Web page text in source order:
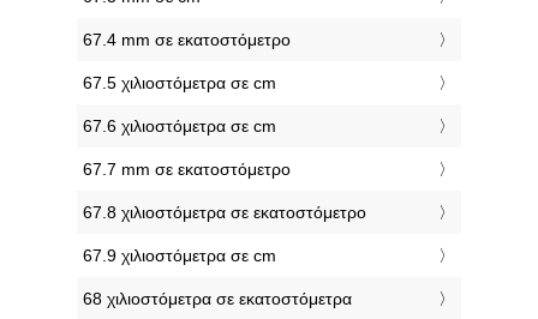
67.4 mm σε εκατοστόμετρο
67.5 χιλιοστόμετρα σε cm
67.6 χιλιοστόμετρα σε cm
67.7 mm σε εκατοστόμετρο
67.8 χιλιοστόμετρα σε εκατοστόμετρο
67.9 χιλιοστόμετρα σε cm
68 χιλιοστόμετρα σε εκατοστόμετρα